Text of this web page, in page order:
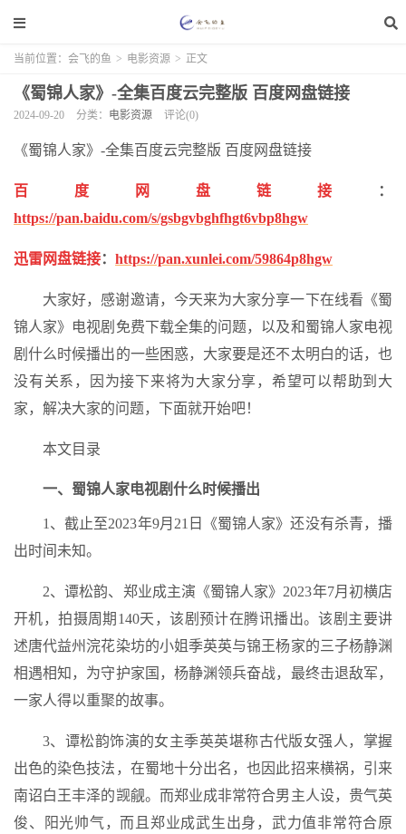
当前位置： 会飞的鱼 > 电影资源 > 正文
《蜀锦人家》-全集百度云完整版 百度网盘链接
2024-09-20 分类： 电影资源 评论(0)
《蜀锦人家》-全集百度云完整版 百度网盘链接
百度网盘链接
：
https://pan.baidu.com/s/gsbgvbghfhgt6vbp8hgw
迅雷网盘链接： https://pan.xunlei.com/59864p8hgw
大家好，感谢邀请，今天来为大家分享一下在线看《蜀
锦人家》电视剧免费下载全集的问题，以及和蜀锦人家电视
剧什么时候播出的一些困惑，大家要是还不太明白的话，也
没有关系，因为接下来将为大家分享，希望可以帮助到大
家，解决大家的问题，下面就开始吧！
本文目录
一、蜀锦人家电视剧什么时候播出
1、截止至2023年9月21日《蜀锦人家》还没有杀青，播
出时间未知。
2、谭松韵、郑业成主演《蜀锦人家》2023年7月初横店
开机，拍摄周期140天，该剧预计在腾讯播出。该剧主要讲
述唐代益州浣花染坊的小姐季英英与锦王杨家的三子杨静渊
相遇相知，为守护家国，杨静渊领兵奋战，最终击退敌军，
一家人得以重聚的故事。
3、谭松韵饰演的女主季英英堪称古代版女强人，掌握
出色的染色技法，在蜀地十分出名，也因此招来横祸，引来
南诏白王丰泽的觊觎。而郑业成非常符合男主人设，贵气英
俊、阳光帅气，而且郑业成武生出身，武力值非常符合原